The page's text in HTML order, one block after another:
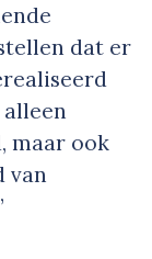
dat er
maar ook
van